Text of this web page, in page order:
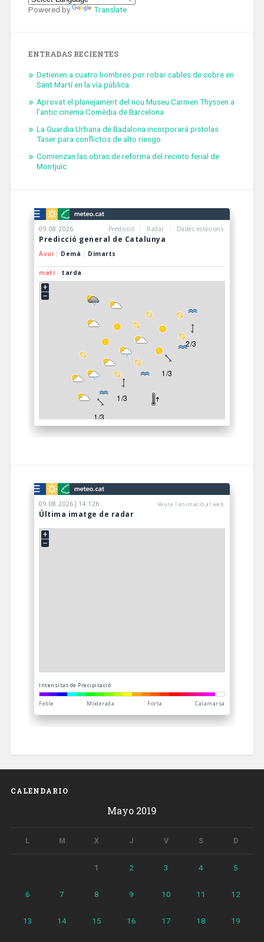
Powered by Translate
ENTRADAS RECIENTES
Detienen a cuatro hombres por robar cables de cobre en
Sant Martí en la vía pública
Aprovat el planejament del nou Museu Carmen Thyssen a
l’antic cinema Comèdia de Barcelona
La Guardia Urbana de Badalona incorporará pistolas
Taser para conflictos de alto riesgo
Comienzan las obras de reforma del recinto ferial de
Montjuïc
CALENDARIO
Mayo 2019
L M X J V S D
1 2 3 4 5
6 7 8 9 10 11 12
13 14 15 16 17 18 19